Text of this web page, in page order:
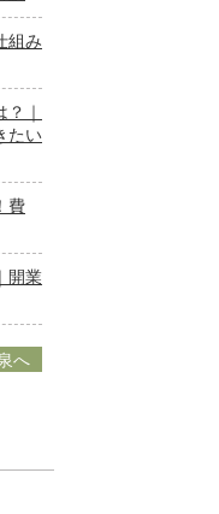
組み
｜
たい
費
開業
へ